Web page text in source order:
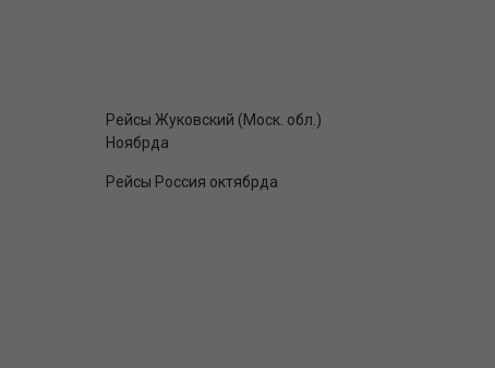
Рейсы Жуковский (Моск. обл.)
Ноябрда
Рейсы Россия октябрда